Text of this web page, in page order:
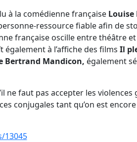
à la comédienne française
ressource fiable afin de
française oscille entre théâtre
également à l’affiche des films Il
Bertrand Mandicon, également
ne faut pas accepter les
conjugales tant qu’on est
13045